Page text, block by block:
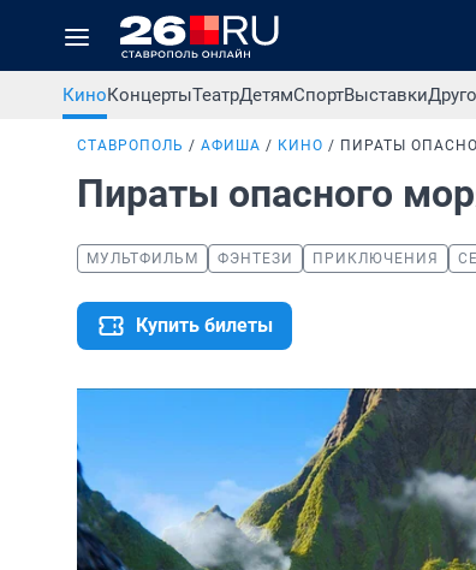
КиноКонцертыТеатрДетямСпортВыставки
СТАВРОПОЛЬ АФИША КИНО ПИРАТЫ
Пираты опасного
МУЛЬТФИЛЬМ ФЭНТЕЗИ ПРИКЛЮЧЕНИЯ
Купить билеты